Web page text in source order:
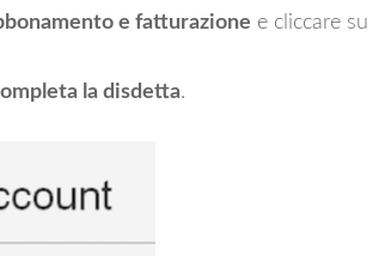
e fatturazione e cliccare su
la disdetta.